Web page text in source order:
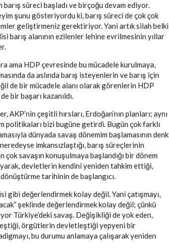
barış süreci başladı ve birçoğu devam ediyor.
şunu gösteriyordu ki, barış süreci de çok çok
geliştirmeniz gerektiriyor. Yani artık silah belki
barış alanının ezilenler lehine evrilmesinin yıllar
ama HDP çevresinde bu mücadele kurulmaya,
da aslında barış isteyenlerin ve barış için
de bir mücadele alanı olarak görenlerin HDP
bir başarı kazanıldı.
çeşitli hırsları, Erdoğan’nın planları; aynı
politikaları bizi bugüne getirdi. Bugün çok farklı
dünyada savaş dönemim başlamasının denk
imkansızlaştığı, barış süreçlerinin
savaşın konuşulmaya başlandığı bir dönem
devletlerin kendini yeniden tahkim ettiği,
tarihinin de başlangıcı.
gibi değerlendirmek kolay değil. Yani çatışmayı,
şeklinde değerlendirmek kolay değil; çünkü
Türkiye’deki savaş. Değişikliği de yok eden,
örgütlerin devletleştiği yepyeni bir
bu durumu anlamaya çalışarak yeniden